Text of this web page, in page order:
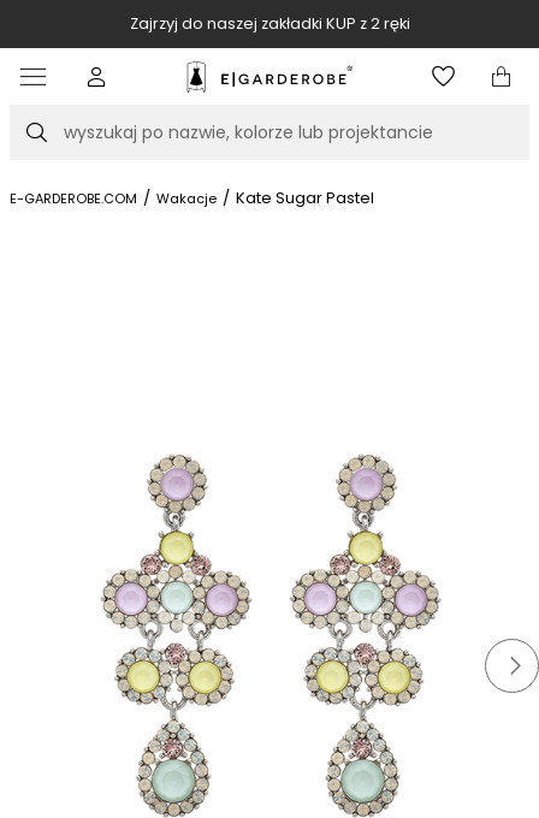
Zajrzyj do naszej zakładki KUP z 2 ręki
Szukaj
E-GARDEROBE.COM / Wakacje / Kate Sugar Pastel